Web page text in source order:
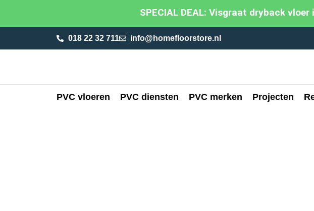
SPECIAL DEAL: Visgraat dryback
018 22 32 711 info@homefloorstore.nl
PVC vloeren PVC diensten PVC merken Projecten